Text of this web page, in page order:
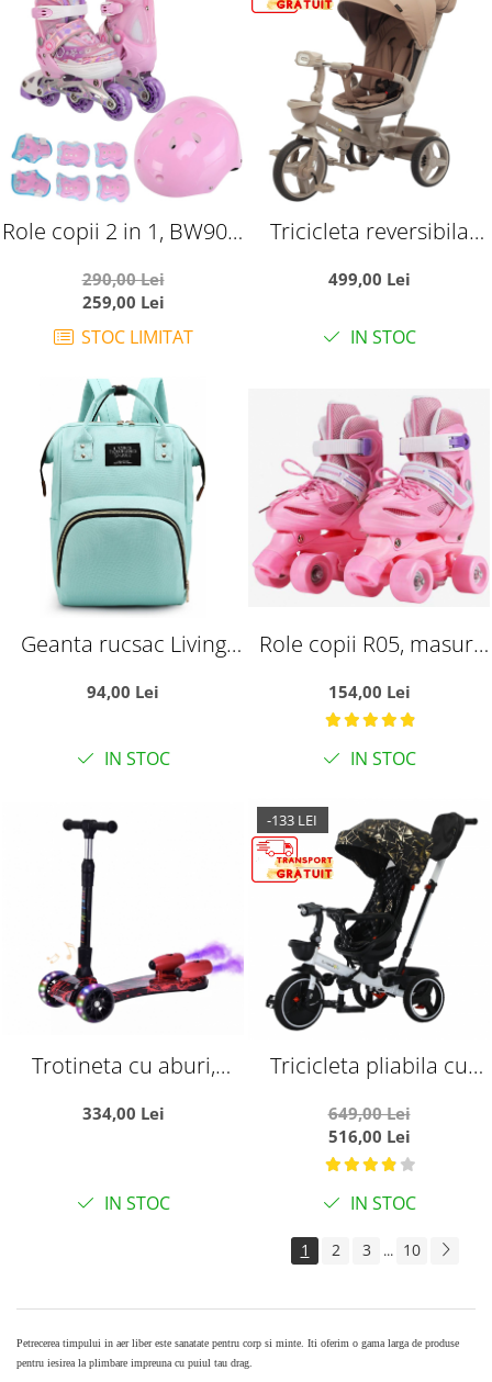
Role copii 2 in 1, BW902,
masuri reglabile 27 - 30,
roz, XS
290,00 Lei
259,00 Lei
STOC LIMITAT
Tricicleta reversibila
somn, roti cauciuc,
499,00 Lei
IN STOC
Geanta rucsac Living
de bebelusi, vernil
94,00 Lei
IN STOC
Role copii R05, masuri
154,00 Lei
IN STOC
Trotineta cu aburi,
Bluetooth si cablu USB,
334,00 Lei
IN STOC
-133 LEI
Tricicleta pliabila cu
somn si scaun
reversibil, SL01 - negru
649,00 Lei
516,00 Lei
IN STOC
1 2 3 ... 10
Petrecerea timpului in aer liber este sanatate pentru corp si minte. Iti oferim o gama larga de produse
pentru iesirea la plimbare impreuna cu puiul tau drag.